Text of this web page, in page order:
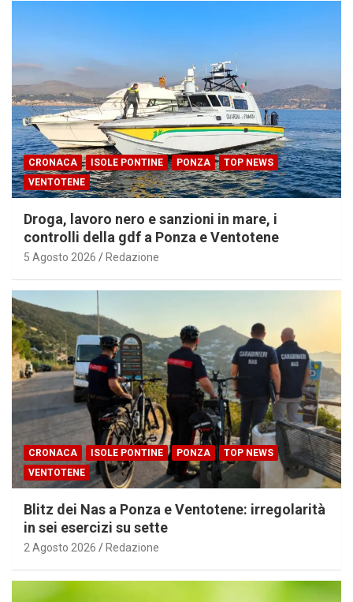
CRONACA ISOLE PONTINE PONZA
TOP NEWS
VENTOTENE
Droga, lavoro nero e sanzioni in mare, i
controlli della gdf a Ponza e Ventotene
5 Agosto 2026 Redazione
CRONACA ISOLE PONTINE PONZA
TOP NEWS
VENTOTENE
Blitz dei Nas a Ponza e Ventotene: irregolarità
in sei esercizi su sette
2 Agosto 2026 Redazione